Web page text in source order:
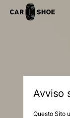
Avviso
Questo Sito